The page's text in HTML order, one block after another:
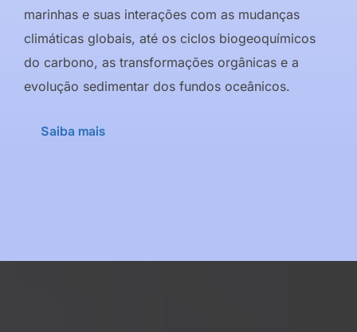
marinhas e suas interações com as mudanças
climáticas globais, até os ciclos biogeoquímicos
do carbono, as transformações orgânicas e a
evolução sedimentar dos fundos oceânicos.
Saiba mais